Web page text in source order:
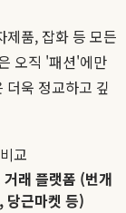
제품, 잡화 등 모든
오직 '패션'에만
더욱 정교하고 깊
교
거래 플랫폼 (번개
당근마켓 등)